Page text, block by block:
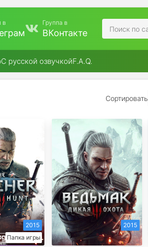
в Группа в
ВКонтакте
С русской озвучкойF.A.Q.
Сортировать
Папка игры
2015 2015